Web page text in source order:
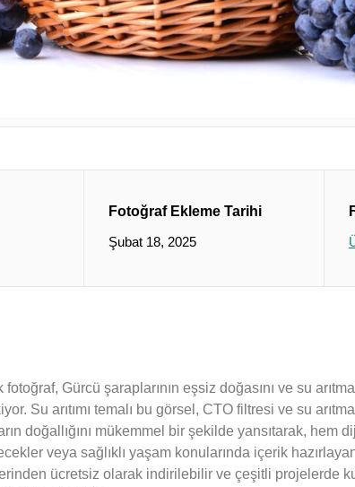
Fotoğraf Ekleme Tarihi
Şubat 18, 2025
Gürcü şaraplarının eşsiz doğasını ve su
Su arıtımı temalı bu görsel, CTO filtresi ve su
doğallığını mükemmel bir şekilde yansıtarak,
veya sağlıklı yaşam konularında içerik
ücretsiz olarak indirilebilir ve çeşitli projelerde